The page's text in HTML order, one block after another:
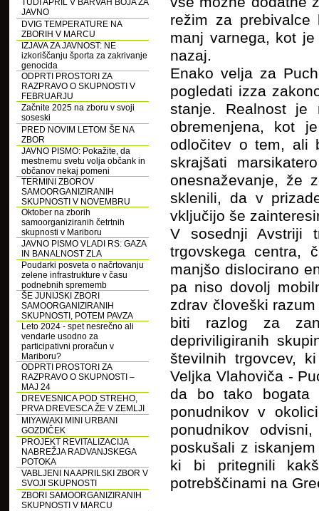
TUDI APRIL V BARVAH BOJA ZA
JAVNO
DVIG TEMPERATURE NA
ZBORIH V MARCU
IZJAVA ZA JAVNOST: NE
izkoriščanju športa za zakrivanje
genocida
ODPRTI PROSTORI ZA
RAZPRAVO O SKUPNOSTI V
FEBRUARJU
Začnite 2025 na zboru v svoji
soseski
PRED NOVIM LETOM ŠE NA
ZBOR
JAVNO PISMO: Pokažite, da
mestnemu svetu volja občank in
občanov nekaj pomeni
TERMINI ZBOROV
SAMOORGANIZIRANIH
SKUPNOSTI V NOVEMBRU
Oktober na zborih
samoorganiziranih četrtnih
skupnosti v Mariboru
JAVNO PISMO VLADI RS: GAZA
IN BANALNOST ZLA
Poudarki posveta o načrtovanju
zelene infrastrukture v času
podnebnih sprememb
ŠE JUNIJSKI ZBORI
SAMOORGANIZIRANIH
SKUPNOSTI, POTEM PAVZA
Leto 2024 - spet nesrečno ali
vendarle usodno za
participativni proračun v
Mariboru?
ODPRTI PROSTORI ZA
RAZPRAVO O SKUPNOSTI –
MAJ 24
DREVESNICA POD STREHO,
PRVA DREVESCA ŽE V ZEMLJI
MIYAWAKI MINI URBANI
GOZDIČEK
PROJEKT REVITALIZACIJA
NABREŽJA RADVANJSKEGA
POTOKA
VABLJENI NA APRILSKI ZBOR V
SVOJI SKUPNOSTI
ZBORI SAMOORGANIZIRANIH
SKUPNOSTI V MARCU
režim za
manj varnega, kot
nazaj.
Enako velja za
pogledati izza
stanje. Realnost je
obremenjena, kot
odločitev o tem, ali
skrajšati
onesnaževanje, že
sklenili, da v
vključijo še
V sosednji Avstriji
trgovskega centra,
manjšo dislocirano
pa niso dovolj
zdrav človeški
biti razlog za
depriviligiranih
številnih trgovcev,
Veljka Vlahoviča -
da bo tako bogata
ponudnikov v
ponudnikov
poskušali z
ki bi pritegnili
potrebščinami na